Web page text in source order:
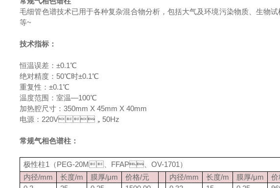
毛细管色谱技术已用于各种复杂混合物分析，包括大气及环境污染物质、生物试
等~
技术指标：
恒温误差：±0.1℃
绝对精度：50℃时±0.1℃
重复性：±0.1℃
温度范围：室温—100℃
加热腔尺寸：350mm X 45mm X 40mm
电源：220V，50Hz
常规气相色谱柱 ：
极性柱1（PEG-20M、FFAP、OV-1701）
内径/mm
长度/m 膜厚/μm 价格/元 内径/mm 长度/m 膜厚/μm
价